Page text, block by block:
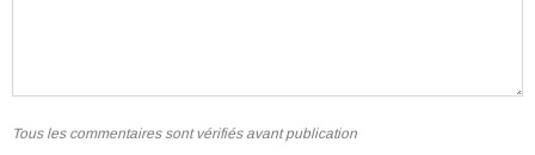
Tous les commentaires sont vérifiés avant publication